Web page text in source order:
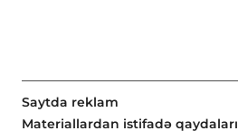
Saytda reklam
Materiallardan istifadə qaydaları